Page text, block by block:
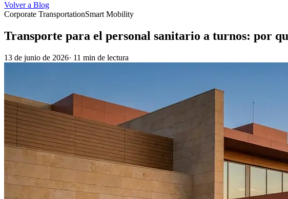
Volver a Blog
Corporate TransportationSmart Mobility
Transporte para el personal sanitario a turnos: por
13 de junio de 2026· 11 min de lectura